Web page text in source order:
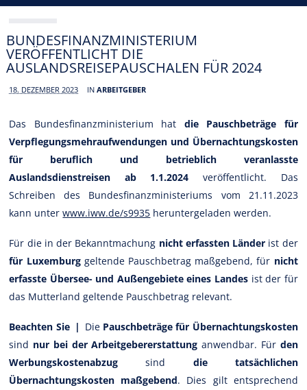
BUNDESFINANZMINISTERIUM
VERÖFFENTLICHT DIE
AUSLANDSREISEPAUSCHALEN FÜR 2024
18. DEZEMBER 2023 INARBEITGEBER
Das Bundesfinanzministerium hat die Pauschbeträge für
Verpflegungsmehraufwendungen und Übernachtungskosten
für beruflich und betrieblich veranlasste
Auslandsdienstreisen ab 1.1.2024 veröffentlicht. Das
Schreiben des Bundesfinanzministeriums vom 21.11.2023
kann unterwww.iww.de/s9935 heruntergeladen werden.
Für die in der Bekanntmachung nicht erfassten Länder ist der
für Luxemburg geltende Pauschbetrag maßgebend, für nicht
erfasste Übersee- und Außengebiete eines Landes ist der für
das Mutterland geltende Pauschbetrag relevant.
Beachten Sie | Die Pauschbeträge für Übernachtungskosten
sind nur bei der Arbeitgebererstattung anwendbar. Fürden
Werbungskostenabzug sind die tatsächlichen
Übernachtungskosten maßgebend. Dies gilt entsprechend